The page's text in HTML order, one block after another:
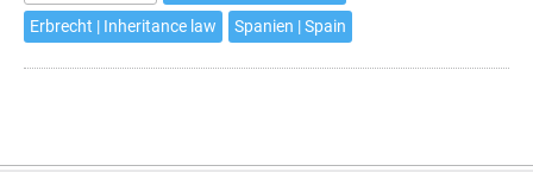
Deutschland
Erbrecht | Inheritance law
Spanien | Spain